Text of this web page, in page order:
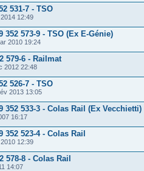
531-7 - TSO
12:49
352 573-9 - TSO (Ex E-Génie)
2010 19:24
579-6 - Railmat
2012 22:48
526-7 - TSO
2013 13:05
352 533-3 - Colas Rail (Ex Vecchietti)
16:17
352 523-4 - Colas Rail
12:39
578-8 - Colas Rail
14:07